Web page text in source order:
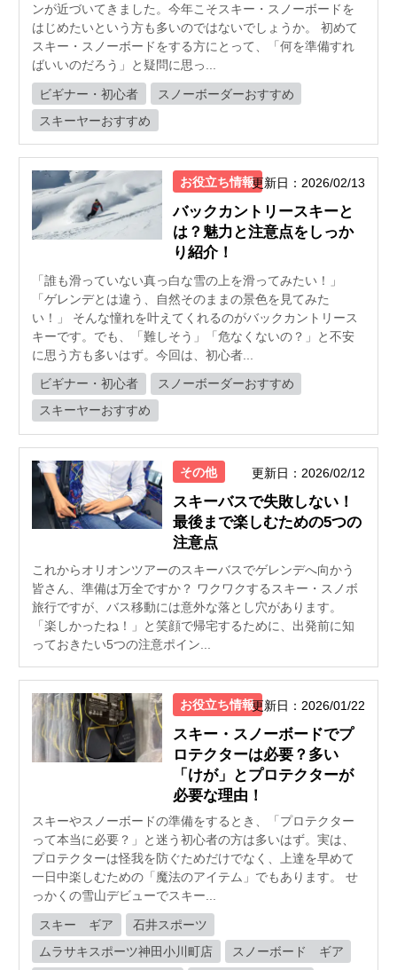
ンが近づいてきました。今年こそスキー・スノーボードを
はじめたいという方も多いのではないでしょうか。 初めて
スキー・スノーボードをする方にとって、「何を準備すれ
ばいいのだろう」と疑問に思っ...
ビギナー・初心者
スノーボーダーおすすめ
スキーヤーおすすめ
お役立ち情報更新日：2026/02/13
バックカントリースキーと
は？魅力と注意点をしっか
り紹介！
「誰も滑っていない真っ白な雪の上を滑ってみたい！」
「ゲレンデとは違う、自然そのままの景色を見てみた
い！」 そんな憧れを叶えてくれるのがバックカントリース
キーです。でも、「難しそう」「危なくないの？」と不安
に思う方も多いはず。今回は、初心者...
ビギナー・初心者
スノーボーダーおすすめ
スキーヤーおすすめ
その他 更新日：2026/02/12
スキーバスで失敗しない！
最後まで楽しむための5つの
注意点
これからオリオンツアーのスキーバスでゲレンデへ向かう
皆さん、準備は万全ですか？ ワクワクするスキー・スノボ
旅行ですが、バス移動には意外な落とし穴があります。
「楽しかったね！」と笑顔で帰宅するために、出発前に知
っておきたい5つの注意ポイン...
お役立ち情報更新日：2026/01/22
スキー・スノーボードでプ
ロテクターは必要？多い
「けが」とプロテクターが
必要な理由！
スキーやスノーボードの準備をするとき、「プロテクター
って本当に必要？」と迷う初心者の方は多いはず。実は、
プロテクターは怪我を防ぐためだけでなく、上達を早めて
一日中楽しむための「魔法のアイテム」でもあります。 せ
っかくの雪山デビューでスキー...
スキー ギア
石井スポーツ
ムラサキスポーツ神田小川町店
スノーボード ギア